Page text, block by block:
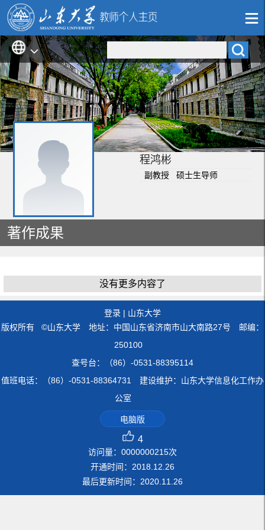
程鸿彬
副教授 硕士生导师
著作成果
没有更多内容了
登录 | 山东大学
版权所有 ©山东大学 地址：中国山东省济南市山大南路27号 邮编：
250100
查号台：（86）-0531-88395114
值班电话：（86）-0531-88364731 建设维护：山东大学信息化工作办
公室
电脑版
4
访问量： 0000000215次
开通时间： 2018.12.26
最后更新时间： 2020.11.26